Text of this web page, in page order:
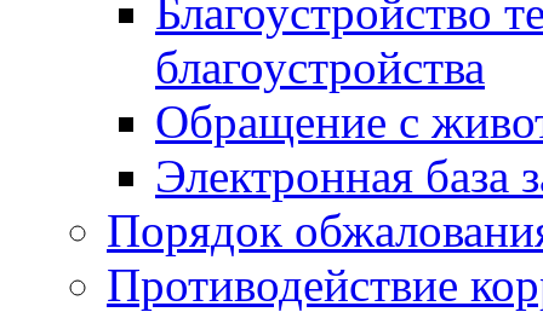
Благоустройство
благоустройства
Обращение с
Электронная база
Порядок
Противодействие